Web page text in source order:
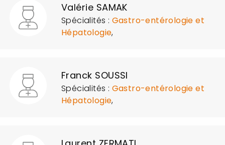
Valérie SAMAK
Spécialités : Gastro-entérologie et
Hépatologie,
Franck SOUSSI
Spécialités : Gastro-entérologie et
Hépatologie,